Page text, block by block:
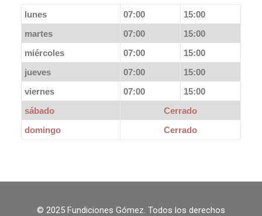
lunes 07:00
15:00
martes
07:00
15:00
miércoles
07:00
15:00
jueves
07:00
15:00
viernes
07:00
15:00
sábado
Cerrado
domingo
Cerrado
© 2025 Fundiciones Gómez. Todos los derechos